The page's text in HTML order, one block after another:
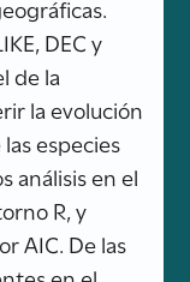
DEC y
de la
la evolución
especies
análisis en el
R, y
AIC. De las